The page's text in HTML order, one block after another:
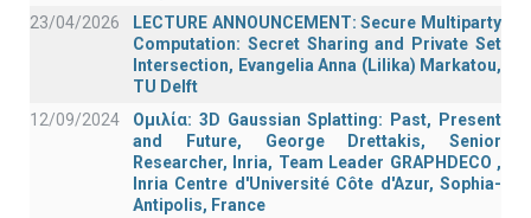
23/04/2026
LECTURE ANNOUNCEMENT: Secure Multiparty
Computation: Secret Sharing and Private Set
Intersection, Evangelia Anna (Lilika) Markatou,
TU Delft
12/09/2024
Ομιλία: 3D Gaussian Splatting: Past, Present
and Future, George Drettakis, Senior
Researcher, Inria, Team Leader GRAPHDECO ,
Inria Centre d'Université Côte d'Azur, Sophia-
Antipolis, France